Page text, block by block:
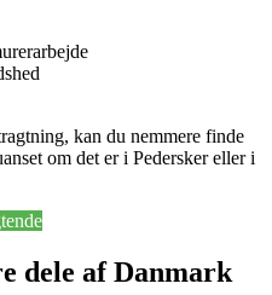
kan du nemmere finde
om det er i Pedersker eller i
dele af Danmark